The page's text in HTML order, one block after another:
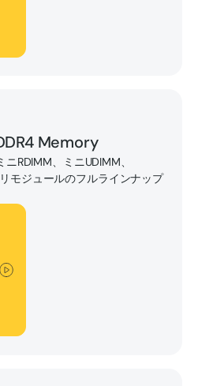
Memory
RDIMM、ミニUDIMM、
モジュールのフルラインナップ